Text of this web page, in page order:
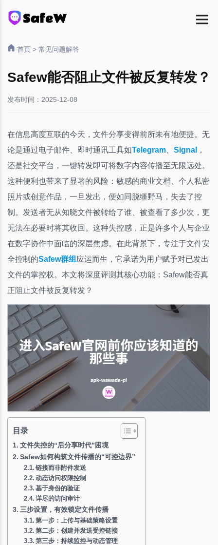
首页 > 常见问题解答
Safew能否阻止文件被反复转发？
发布时间：2025-12-08
在信息高度互联的今天，文件分享变得前所未有地便捷。无
论是通过电子邮件、即时通讯工具如Telegram Signal
，
还是社交平台，一键转发即可将数字内容传播至无限远处。
这种便利也带来了显著的风险：敏感的商业文档、个人私密
照片或创意作品，一旦发出，便如同脱缰野马，失去了控
制。发送者无从知晓文件被转给了谁、被查看了多少次，更
无法在必要时将其收回。这种失控感，正是许多个人与企业
在数字协作中面临的深层焦虑。在此背景下，专注于文件安
全控制的Safew群组 应运而生，它承诺为用户赋予对已发出
文件的掌控权。本文将深度评测其核心功能：Safew能否真
正阻止文件被反复转发？
目录
文件失控的“后分享时代”困境
Safew如何构筑文件传播的“可控边界”
链接而非附件发送
动态访问权限控制
基于身份的验证
详尽的访问审计
三步设置，有效锁定文件传播
第一步：上传与基础策略设置
第二步：创建并发送受控链接
第三步：持续监控与动态管理